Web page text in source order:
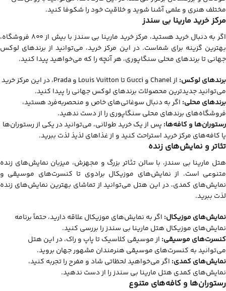
مختلف هنری و علمی آشنا شوید و خلاقیت خود را شکوفا کنید.
مرکز خرید مارینا بی سندز
اگر به دنبال خرید هستید، مرکز خرید مارینا بی سندز با بیش از ۸۰۰ فروشگاه،
بهترین گزینه برای شماست. در این مرکز خرید، می‌توانید از برندهای لوکس
جهانی تا برندهای محلی سنگاپوری، هر آنچه را که می‌خواهید پیدا کنید.
برندهای لوکس:
از Chanel و Gucci تا Louis Vuitton و Prada، در این مرکز خرید
می‌توانید جدیدترین محصولات برندهای لوکس جهانی را پیدا کنید.
برندهای محلی: اگر به دنبال سوغاتی‌های خاص و منحصربه‌فرد هستید،
فروشگاه‌های برندهای محلی سنگاپوری را از دست ندهید.
رستوران‌ها و کافه‌ها: پس از یک خرید طولانی، می‌توانید در یکی از رستوران‌ها
یا کافه‌های مرکز خرید استراحت کنید و از غذاهای لذیذ لذت ببرید.
تئاتر و نمایش‌های زنده
هتل مارینا بی سندز، با سالن تئاتر بزرگ و مجهزش، میزبان نمایش‌های زنده
متنوعی است. از نمایش‌های موزیکال برادوی تا کنسرت‌های موسیقی و
نمایش‌های کمدی، در این هتل می‌توانید از تماشای بهترین نمایش‌های زنده
لذت ببرید.
نمایش‌های موزیکال: اگر به نمایش‌های موزیکال علاقه دارید، حتماً برنامه
نمایش‌های موزیکال هتل مارینا بی سندز را بررسی کنید.
کنسرت‌های موسیقی: از موسیقی کلاسیک تا پاپ و راک، در این هتل
می‌توانید به کنسرت‌های موسیقی هنرمندان مشهور جهان بروید.
نمایش‌های کمدی: اگر می‌خواهید لحظاتی شاد و مفرح را تجربه کنید،
نمایش‌های کمدی هتل مارینا بی سندز را از دست ندهید.
رستوران‌ها و کافه‌های متنوع